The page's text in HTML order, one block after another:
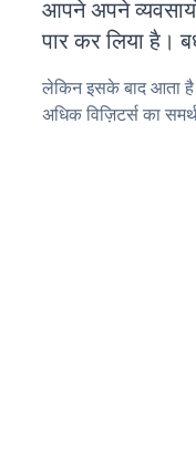
आपने अपने
पार कर लिया है।
लेकिन इसके बाद
अधिक विज़िटर्स का